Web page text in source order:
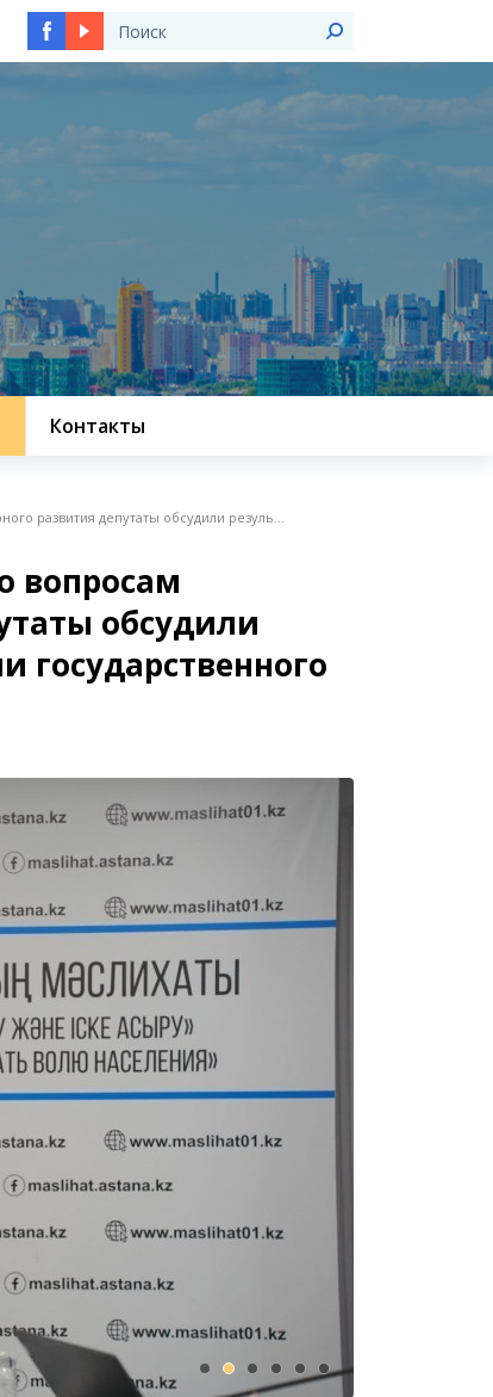
Контакты
Астаны!
развития депутаты обсудили резуль...
вопросам
обсудили
государственного